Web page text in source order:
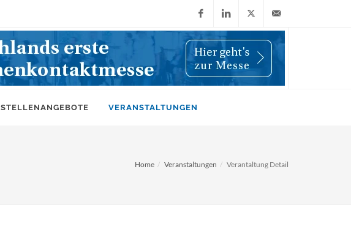
FacebookLinkedIn
X
(Twitter)
info@wiwi-
STELLENANGEBOTE VERANSTALTUNGEN
Home Veranstaltungen Verantaltung Detail